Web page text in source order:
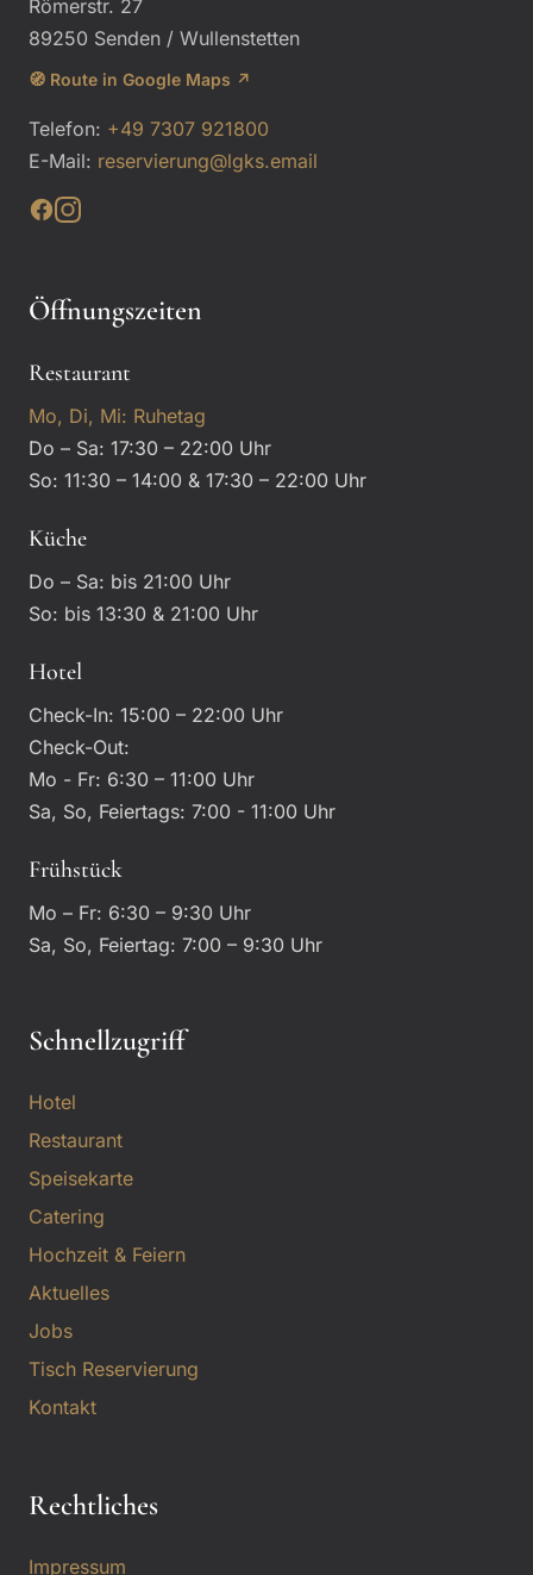
Römerstr. 27
89250 Senden / Wullenstetten
🧭 Route in Google Maps ↗
Telefon: +49 7307 921800
E-Mail: reservierung@lgks.email
Öffnungszeiten
Restaurant
Mo, Di, Mi: Ruhetag
Do – Sa: 17:30 – 22:00 Uhr
So: 11:30 – 14:00 & 17:30 – 22:00 Uhr
Küche
Do – Sa: bis 21:00 Uhr
So: bis 13:30 & 21:00 Uhr
Hotel
Check-In: 15:00 – 22:00 Uhr
Check-Out:
Mo - Fr: 6:30 – 11:00 Uhr
Sa, So, Feiertags: 7:00 - 11:00 Uhr
Frühstück
Mo – Fr: 6:30 – 9:30 Uhr
Sa, So, Feiertag: 7:00 – 9:30 Uhr
Schnellzugriff
Hotel
Restaurant
Speisekarte
Catering
Hochzeit & Feiern
Aktuelles
Jobs
Tisch Reservierung
Kontakt
Rechtliches
Impressum